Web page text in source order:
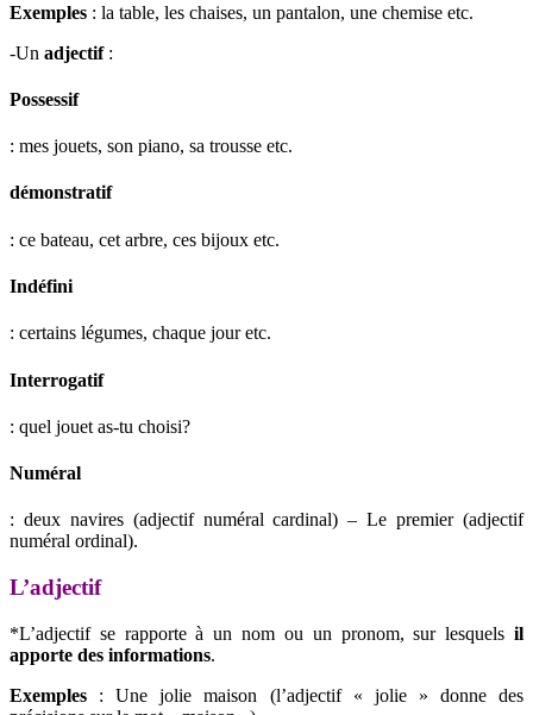
Exemples : la table, les chaises, un pantalon, une chemise etc.
-Un adjectif:
Possessif
: mes jouets, son piano, sa trousse etc.
démonstratif
: ce bateau, cet arbre, ces bijoux etc.
Indéfini
: certains légumes, chaque jour etc.
Interrogatif
: quel jouet as-tu choisi?
Numéral
: deux navires (adjectif numéral cardinal) – Le premier (adjectif
numéral ordinal).
L’adjectif
*L’adjectif se rapporte à un nom ou un pronom, sur lesquels il
apporte des informations.
Exemples : Une jolie maison (l’adjectif « jolie » donne des